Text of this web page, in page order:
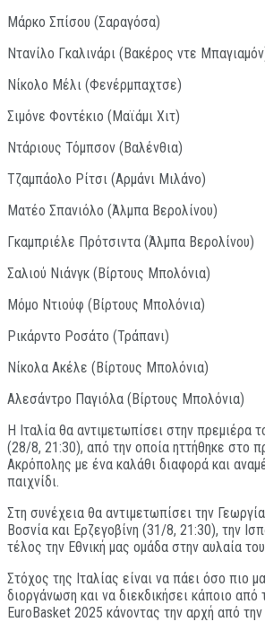
Μάρκο Σπίσου (Σαραγόσα)
Ντανίλο Γκαλινάρι (Βακέρος ντε
Νίκολο Μέλι (Φενέρμπαχτσε)
Σιμόνε Φοντέκιο (Μαϊάμι Χιτ)
Ντάριους Τόμπσον (Βαλένθια)
Τζαμπάολο Ρίτσι (Αρμάνι Μιλάνο)
Ματέο Σπανιόλο (Άλμπα Βερολίνου)
Γκαμπριέλε Πρότσιντα (Άλμπα Βερολίνου)
Σαλιού Νιάνγκ (Βίρτους Μπολόνια)
Μόμο Ντιούφ (Βίρτους Μπολόνια)
Ρικάρντο Ροσάτο (Τράπανι)
Νίκολα Ακέλε (Βίρτους Μπολόνια)
Αλεσάντρο Παγιόλα (Βίρτους Μπολόνια)
Η Ιταλία θα αντιμετωπίσει στην πρεμιέρα
(28/8, 21:30), από την οποία ηττήθηκε στο
Ακρόπολης με ένα καλάθι διαφορά και
παιχνίδι.
Στη συνέχεια θα αντιμετωπίσει την
Βοσνία και Ερζεγοβίνη (31/8, 21:30), την
τέλος την Εθνική μας ομάδα στην αυλαία
Στόχος της Ιταλίας είναι να πάει όσο πιο
διοργάνωση και να διεκδικήσει κάποιο από
EuroBasket 2025 κάνοντας την αρχή από